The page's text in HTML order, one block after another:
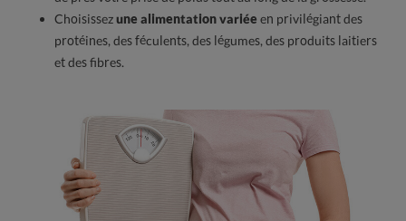
Choisissezune alimentation variée en privilégiant des
protéines, des féculents, des légumes, des produits laitiers
et des fibres.